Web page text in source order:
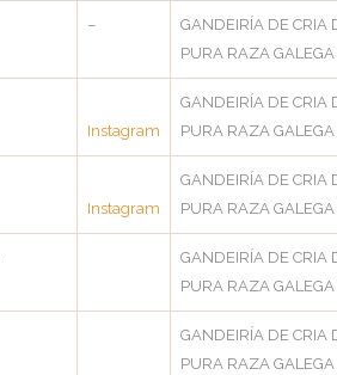
–
GANDEIRÍA DE CRIA
PURA RAZA
Instagram
GANDEIRÍA DE CRIA
PURA RAZA
Instagram
GANDEIRÍA DE CRIA
PURA RAZA
GANDEIRÍA DE CRIA
PURA RAZA
GANDEIRÍA DE CRIA
PURA RAZA